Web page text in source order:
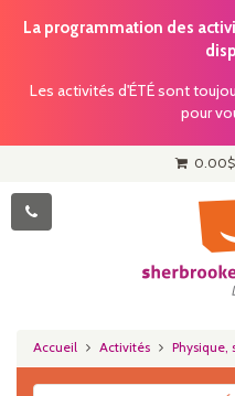
La programmation des
Les activités d'ÉTÉ sont
pour
0.00$
Accueil Activités Physique,